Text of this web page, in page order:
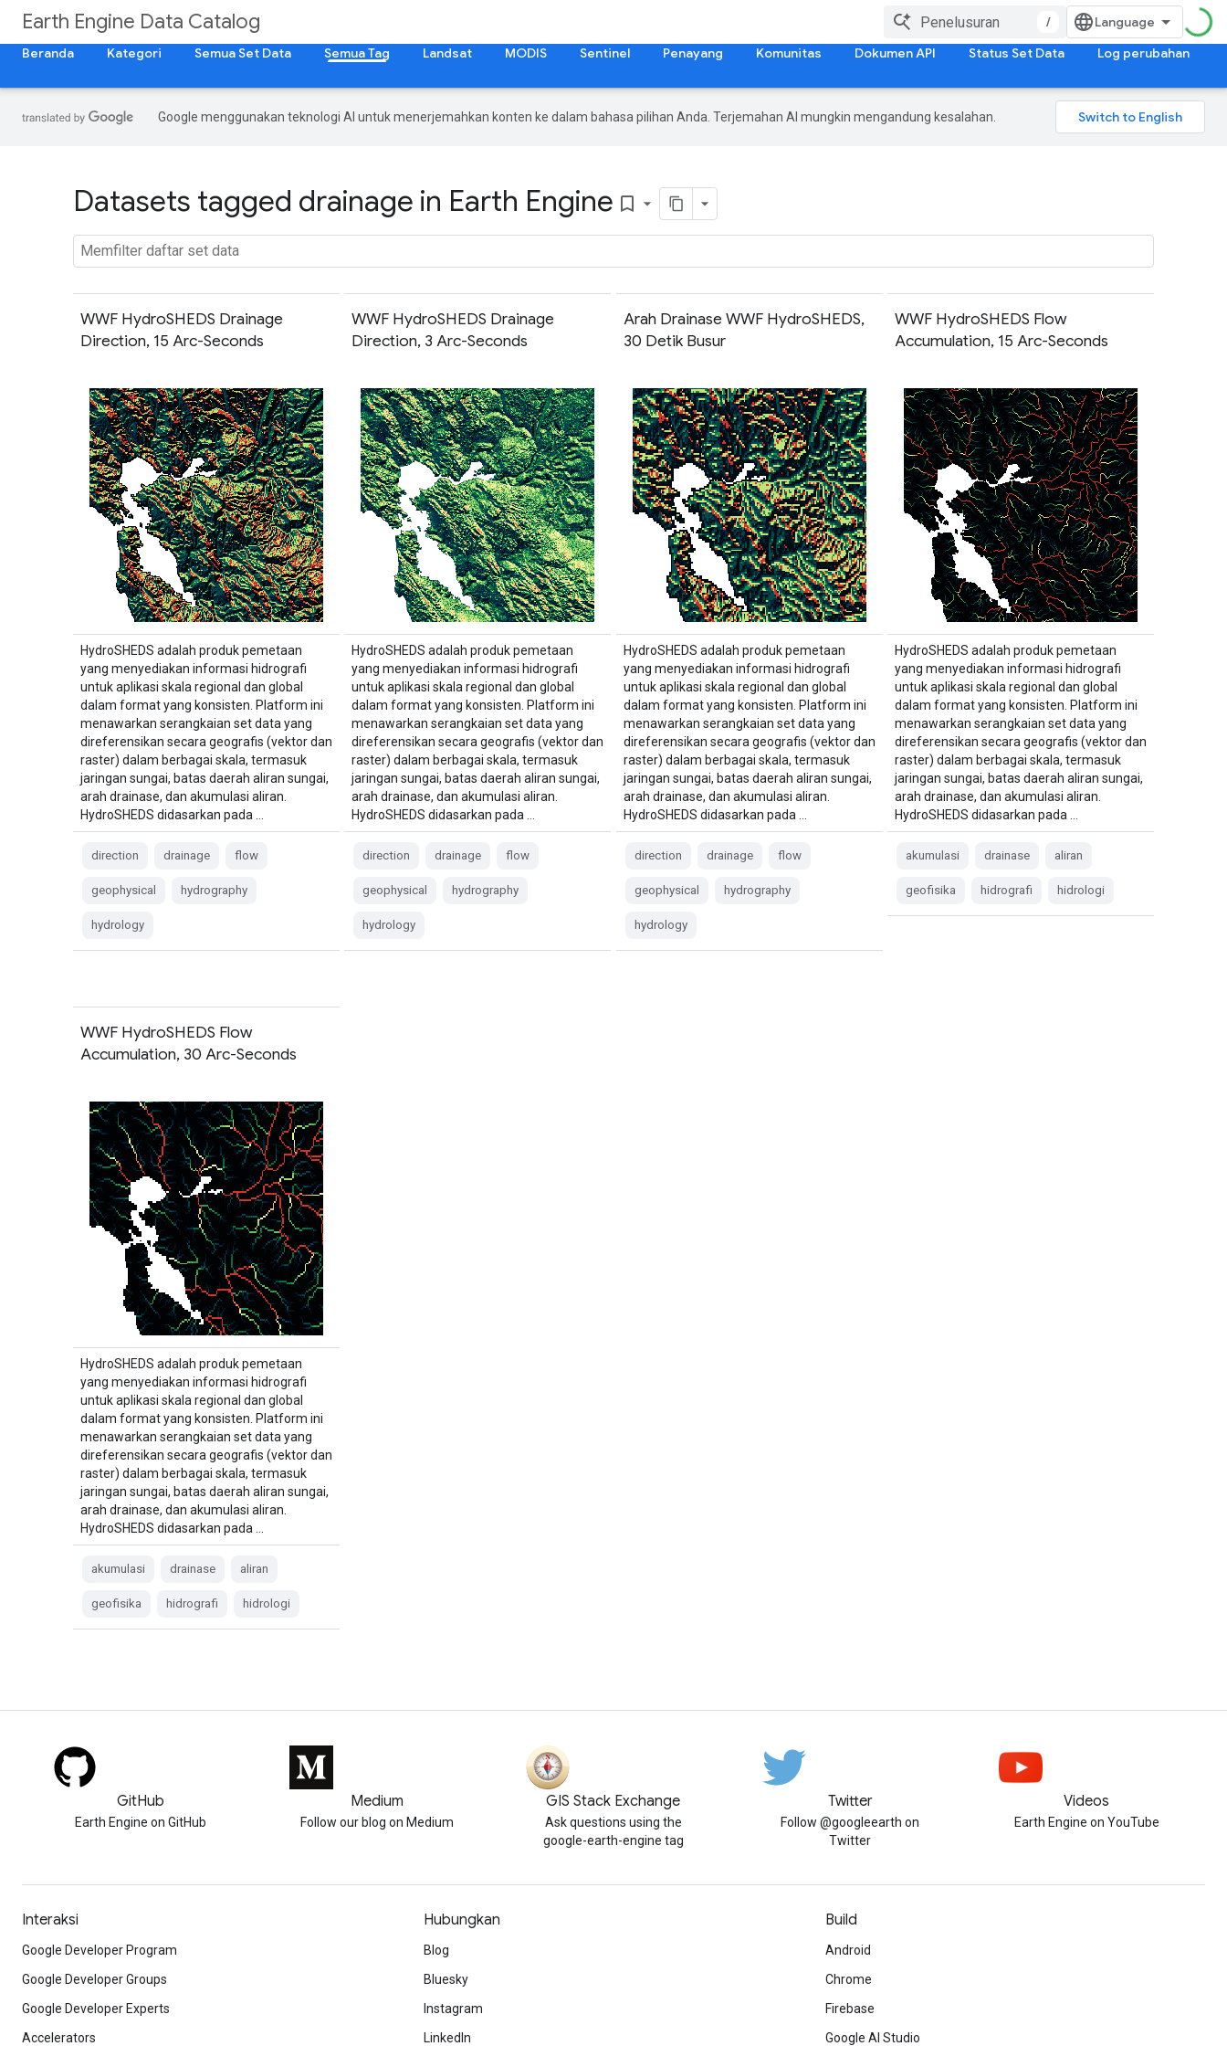
Earth Engine Data Catalog
/
Beranda
Kategori Semua Set Data Semua Tag Landsat MODIS Sentinel Penayang Komunitas Dokumen API Status Set Data Log perubahan
Google menggunakan teknologi AI untuk menerjemahkan konten ke dalam bahasa pilihan Anda. Terjemahan AI mungkin mengandung kesalahan.
Datasets tagged drainage in Earth Engine bookmark_border
WWF HydroSHEDS Drainage
Direction, 15 Arc-Seconds
HydroSHEDS adalah produk pemetaan
yang menyediakan informasi hidrografi
untuk aplikasi skala regional dan global
dalam format yang konsisten. Platform ini
menawarkan serangkaian set data yang
direferensikan secara geografis (vektor dan
raster) dalam berbagai skala, termasuk
jaringan sungai, batas daerah aliran sungai,
arah drainase, dan akumulasi aliran.
HydroSHEDS didasarkan pada …
direction drainage flow
geophysical hydrography
hydrology
WWF HydroSHEDS Drainage
Direction, 3 Arc-Seconds
HydroSHEDS adalah produk pemetaan
yang menyediakan informasi hidrografi
untuk aplikasi skala regional dan global
dalam format yang konsisten. Platform ini
menawarkan serangkaian set data yang
direferensikan secara geografis (vektor dan
raster) dalam berbagai skala, termasuk
jaringan sungai, batas daerah aliran sungai,
arah drainase, dan akumulasi aliran.
HydroSHEDS didasarkan pada …
direction drainage flow
geophysical hydrography
hydrology
Arah Drainase WWF HydroSHEDS,
30 Detik Busur
HydroSHEDS adalah produk pemetaan
yang menyediakan informasi hidrografi
untuk aplikasi skala regional dan global
dalam format yang konsisten. Platform ini
menawarkan serangkaian set data yang
direferensikan secara geografis (vektor dan
raster) dalam berbagai skala, termasuk
jaringan sungai, batas daerah aliran sungai,
arah drainase, dan akumulasi aliran.
HydroSHEDS didasarkan pada …
direction drainage flow
geophysical hydrography
hydrology
WWF HydroSHEDS Flow
Accumulation, 15 Arc-Seconds
HydroSHEDS adalah produk pemetaan
yang menyediakan informasi hidrografi
untuk aplikasi skala regional dan global
dalam format yang konsisten. Platform ini
menawarkan serangkaian set data yang
direferensikan secara geografis (vektor dan
raster) dalam berbagai skala, termasuk
jaringan sungai, batas daerah aliran sungai,
arah drainase, dan akumulasi aliran.
HydroSHEDS didasarkan pada …
akumulasi drainase aliran
geofisika hidrografi hidrologi
WWF HydroSHEDS Flow
Accumulation, 30 Arc-Seconds
HydroSHEDS adalah produk pemetaan
yang menyediakan informasi hidrografi
untuk aplikasi skala regional dan global
dalam format yang konsisten. Platform ini
menawarkan serangkaian set data yang
direferensikan secara geografis (vektor dan
raster) dalam berbagai skala, termasuk
jaringan sungai, batas daerah aliran sungai,
arah drainase, dan akumulasi aliran.
HydroSHEDS didasarkan pada …
akumulasi drainase aliran
geofisika hidrografi hidrologi
GitHub
Earth Engine on GitHub
Medium
Follow our blog on Medium
GIS Stack Exchange
Ask questions using the
google-earth-engine tag
Twitter
Follow @googleearth on
Twitter
Videos
Earth Engine on YouTube
Interaksi
Google Developer Program
Google Developer Groups
Google Developer Experts
Accelerators
Hubungkan
Blog
Bluesky
Instagram
LinkedIn
Build
Android
Chrome
Firebase
Google AI Studio